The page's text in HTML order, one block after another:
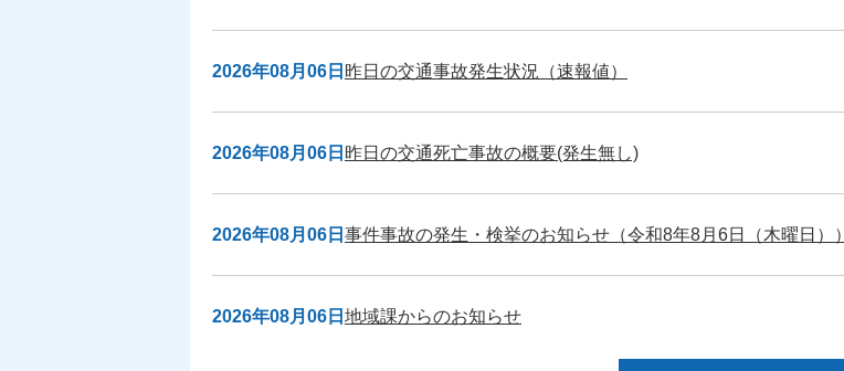
2026年08月06日 昨日の交通事故発生状況（速報値）
2026年08月06日 昨日の交通死亡事故の概要(発生無し)
2026年08月06日 事件事故の発生・検挙のお知らせ（令和8年8月6日（木曜日））
2026年08月06日 地域課からのお知らせ